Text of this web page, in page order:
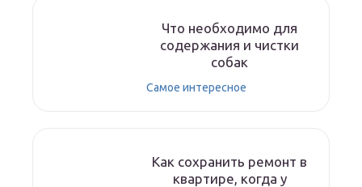
Что необходимо для
содержания и чистки
собак
Самое интересное
Как сохранить ремонт в
квартире, когда у